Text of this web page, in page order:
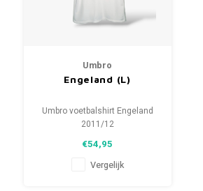
Umbro
Engeland (L)
Umbro voetbalshirt Engeland
2011/12
Conditie: 9/10 (gebruikt)
€54,95
Vergelijk